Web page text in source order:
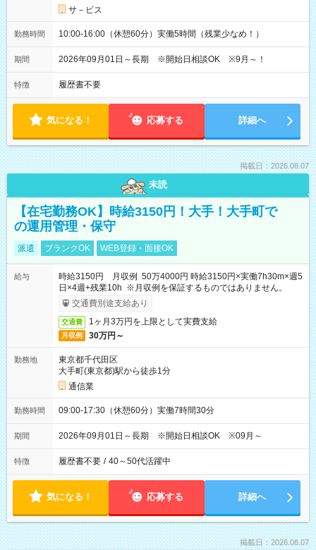
サ－ビス
勤務時間 10:00-16:00（休憩60分）実働5時間（残業少なめ！）
期間 2026年09月01日～長期 ※開始日相談OK ※9月～！
特徴 履歴書不要
気になる！ 応募する 詳細へ
掲載日：2026.08.07
未読
【在宅勤務OK】時給3150円！大手！大手町で
の運用管理・保守
派遣 ブランクOK WEB登録・面接OK
給与
時給3150円 月収例 50万4000円 時給3150円×実働7h30m×週5
日×4週+残業10h ※月収例を保証するものではありません。
交通費別途支給あり
交通費 1ヶ月3万円を上限として実費支給
月収例 30万円～
勤務地
東京都千代田区
大手町(東京都)駅から徒歩1分
通信業
勤務時間 09:00-17:30（休憩60分）実働7時間30分
期間 2026年09月01日～長期 ※開始日相談OK ※09月～
特徴 履歴書不要 / 40～50代活躍中
気になる！ 応募する 詳細へ
掲載日：2026.08.07